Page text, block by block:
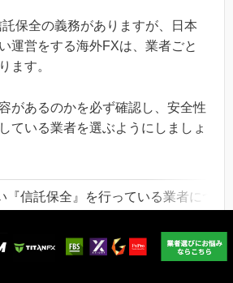
保全の義務がありますが、日本
運営をする海外FXは、業者ごと
ます。
があるのかを必ず確認し、安全性
ている業者を選ぶようにしましょ
『信託保全』を行っている業者につ
の海外FX業者！分別管理との違いを